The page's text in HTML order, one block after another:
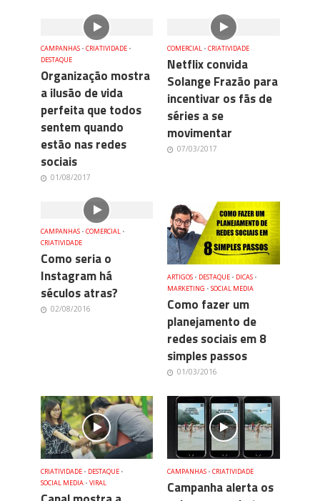
CAMPANHAS • CRIATIVIDADE •
DESTAQUE
Organização mostra
a ilusão de vida
perfeita que todos
sentem quando
estão nas redes
sociais
01/08/2017
COMERCIAL • CRIATIVIDADE
Netflix convida
Solange Frazão para
incentivar os fãs de
séries a se
movimentar
07/03/2017
CAMPANHAS • COMERCIAL •
CRIATIVIDADE
Como seria o
Instagram há
séculos atras?
02/08/2016
ARTIGOS • DESTAQUE • DICAS •
MARKETING • SOCIAL MEDIA
Como fazer um
planejamento de
redes sociais em 8
simples passos
01/03/2016
CRIATIVIDADE • DESTAQUE •
SOCIAL MEDIA • VIRAL
CAMPANHAS • CRIATIVIDADE
Campanha alerta os